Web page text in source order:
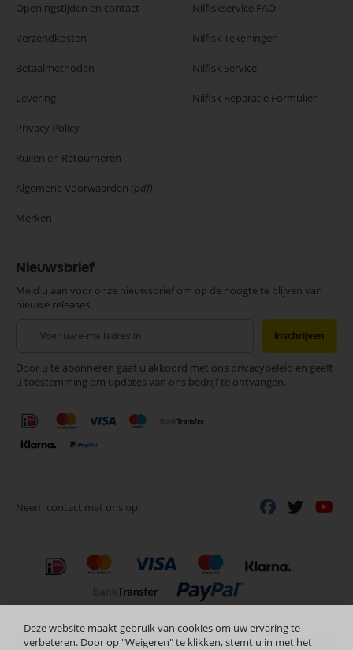
Openingstijden en contact
Verzendkosten
Betaalmethoden
Levering
Privacy Policy
Ruilen en Retourneren
Algemene Voorwaarden (pdf)
Merken
Nilfiskservice FAQ
Nilfisk Tekeningen
Nilfisk Service
Nilfisk Reparatie Formulier
Nieuwsbrief
Meld u aan voor onze nieuwsbrief om op de hoogte te blijven van
nieuwe releases.
onze
nieuwsbrief
Inschrijven
Door u te abonneren gaat u akkoord met ons privacybeleid en geeft
u toestemming om updates van ons bedrijf te ontvangen.
Neem contact met ons op
Deze website maakt gebruik van cookies om uw ervaring te
verbeteren. Door op "Weigeren" te klikken, stemt u in met het
Copyright © 2024 Selectra Hengelo Nederlands